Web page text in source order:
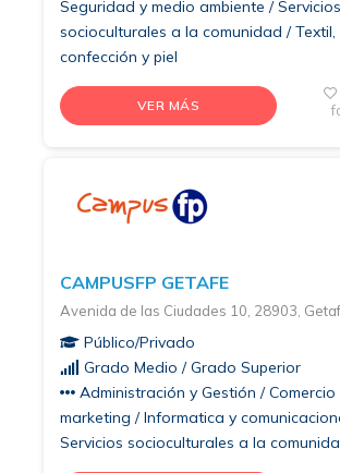
Seguridad y medio ambiente / Servicios
socioculturales a la comunidad / Textil,
confección y piel
VER MÁS
CAMPUSFP GETAFE
Avenida de las Ciudades 10, 28903,
Público/Privado
Grado Medio / Grado Superior
Administración y Gestión / Comercio
marketing / Informatica y
Servicios socioculturales a la